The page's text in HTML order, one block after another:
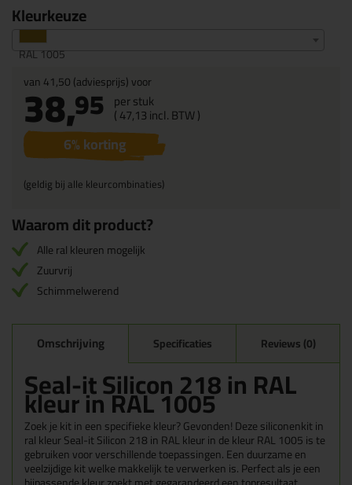
Kleurkeuze
RAL 1005
van41,50(adviesprijs) voor
38,95 per stuk
(47,13incl. BTW )
6% korting
(geldig bij alle kleurcombinaties)
Waarom dit product?
Alle ral kleuren mogelijk
Zuurvrij
Schimmelwerend
Omschrijving Specificaties Reviews (0)
Seal-it Silicon 218 in RAL
kleur in RAL 1005
Zoek je kit in een specifieke kleur? Gevonden! Deze siliconenkit in
ral kleur Seal-it Silicon 218 in RAL kleur in de kleur RAL 1005 is te
gebruiken voor verschillende toepassingen. Een duurzame en
veelzijdige kit welke makkelijk te verwerken is. Perfect als je een